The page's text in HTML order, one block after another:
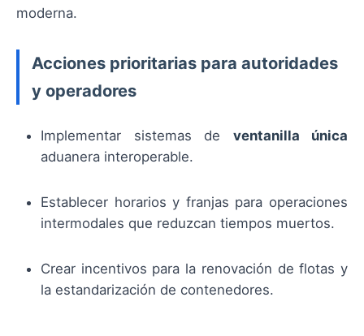
moderna.
Acciones prioritarias para autoridades
y operadores
Implementar sistemas de ventanilla única
aduanera interoperable.
Establecer horarios y franjas para operaciones
intermodales que reduzcan tiempos muertos.
Crear incentivos para la renovación de flotas y
la estandarización de contenedores.